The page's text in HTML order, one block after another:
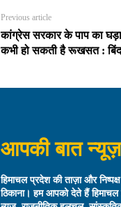
Previous article
कांग्रेस सरकार के पाप का
कभी हो सकती है रूखसत :
आपकी बात न्यूज़
हिमाचल प्रदेश की ताज़ा और
ठिकाना। हम आपको देते हैं